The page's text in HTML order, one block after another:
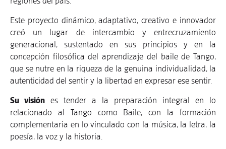
Este proyecto dinámico, adaptativo, creativo e innovador
creó un lugar de intercambio y entrecruzamiento
generacional, sustentado en sus principios y en la
concepción filosófica del aprendizaje del baile de Tango,
que se nutre en la riqueza de la genuina individualidad, la
autenticidad del sentir y la libertad en expresar ese sentir.
Su visión es tender a la preparación integral en lo
relacionado al Tango como Baile, con la formación
complementaria en lo vinculado con la música, la letra, la
poesía, la voz y la historia.